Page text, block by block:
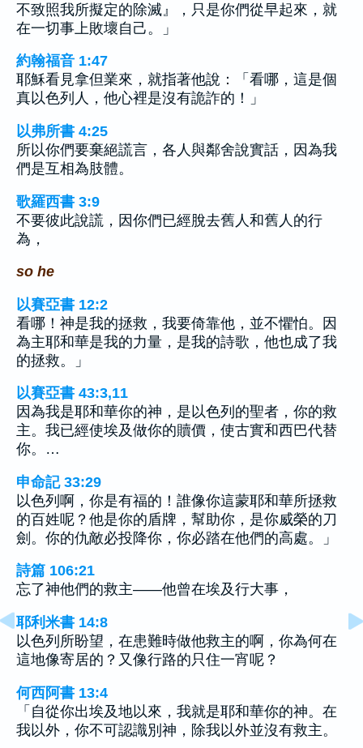
不致照我所擬定的除滅』，只是你們從早起來，就
在一切事上敗壞自己。」
約翰福音 1:47
耶穌看見拿但業來，就指著他說：「看哪，這是個
真以色列人，他心裡是沒有詭詐的！」
以弗所書 4:25
所以你們要棄絕謊言，各人與鄰舍說實話，因為我
們是互相為肢體。
歌羅西書 3:9
不要彼此說謊，因你們已經脫去舊人和舊人的行
為，
so he
以賽亞書 12:2
看哪！神是我的拯救，我要倚靠他，並不懼怕。因
為主耶和華是我的力量，是我的詩歌，他也成了我
的拯救。」
以賽亞書 43:3,11
因為我是耶和華你的神，是以色列的聖者，你的救
主。我已經使埃及做你的贖價，使古實和西巴代替
你。…
申命記 33:29
以色列啊，你是有福的！誰像你這蒙耶和華所拯救
的百姓呢？他是你的盾牌，幫助你，是你威榮的刀
劍。你的仇敵必投降你，你必踏在他們的高處。」
詩篇 106:21
忘了神他們的救主——他曾在埃及行大事，
耶利米書 14:8
以色列所盼望，在患難時做他救主的啊，你為何在
這地像寄居的？又像行路的只住一宵呢？
何西阿書 13:4
「自從你出埃及地以來，我就是耶和華你的神。在
我以外，你不可認識別神，除我以外並沒有救主。